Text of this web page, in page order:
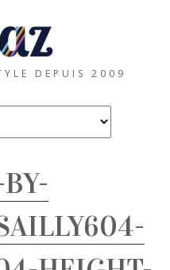
DEPUIS 2009